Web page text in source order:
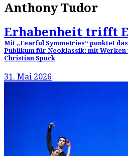
Anthony Tudor
Erhabenheit trifft
Mit „Fearful Symmetries“ punktet
Publikum für Neoklassik: mit Werken
Christian Spuck
31. Mai 2026